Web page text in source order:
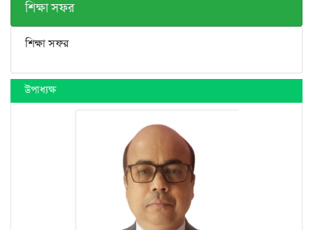
শিক্ষা সফর
শিক্ষা সফর
উপাধ্যক্ষ